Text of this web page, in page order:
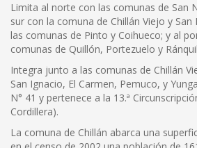
Limita al norte con las comunas de San
sur con la comuna de Chillán Viejo y
las comunas de Pinto y Coihueco; y al
comunas de Quillón, Portezuelo y
Integra junto a las comunas de Chillán
San Ignacio, El Carmen, Pemuco, y
N° 41 y pertenece a la 13.ª
Cordillera).
La comuna de Chillán abarca una